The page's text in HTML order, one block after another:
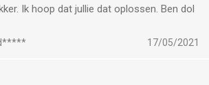
Ik hoop dat jullie dat oplossen. Ben dol
17/05/2021